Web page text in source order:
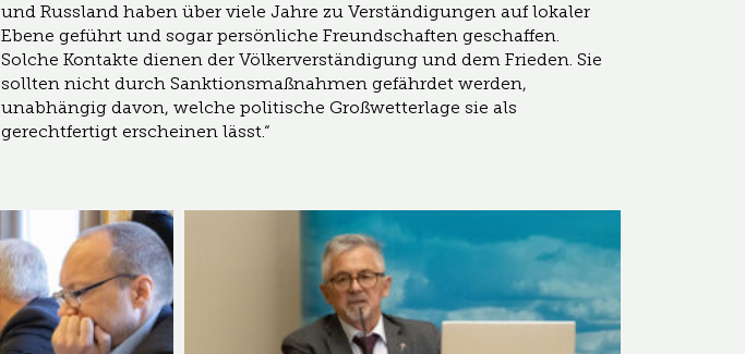
und Russland haben über viele Jahre zu Verständigungen auf lokaler
Ebene geführt und sogar persönliche Freundschaften geschaffen.
Solche Kontakte dienen der Völkerverständigung und dem Frieden. Sie
sollten nicht durch Sanktionsmaßnahmen gefährdet werden,
unabhängig davon, welche politische Großwetterlage sie als
gerechtfertigt erscheinen lässt.“